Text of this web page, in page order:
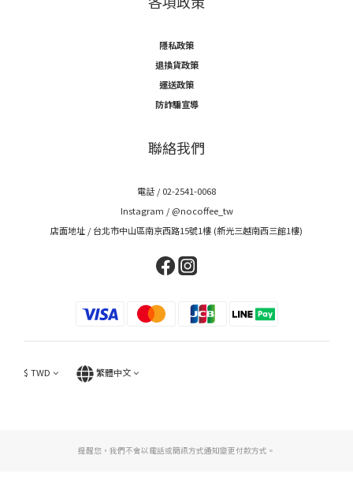
隱私政策
退換貨政策
運送政策
防詐騙宣導
聯絡我們
電話 / 02-2541-0068
Instagram / @nocoffee_tw
店面地址 / 台北市中山區南京西路15號1樓 (新光三越南西三館1樓)
$ TWD 繁體中文
提醒您，我們不會以電話或簡訊方式通知變更付款方式。